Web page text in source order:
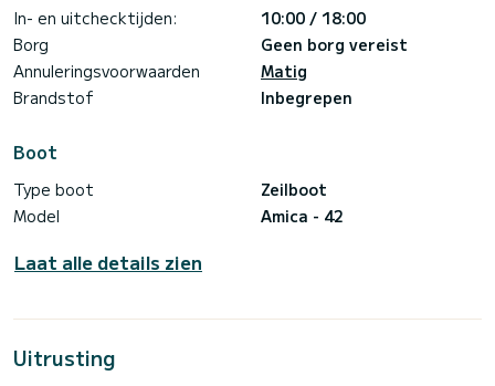
In- en uitchecktijden:
10:00 / 18:00
Borg
Geen borg vereist
Annuleringsvoorwaarden
Matig
Brandstof
Inbegrepen
Boot
Type boot
Zeilboot
Model
Amica - 42
Laat alle details zien
Uitrusting